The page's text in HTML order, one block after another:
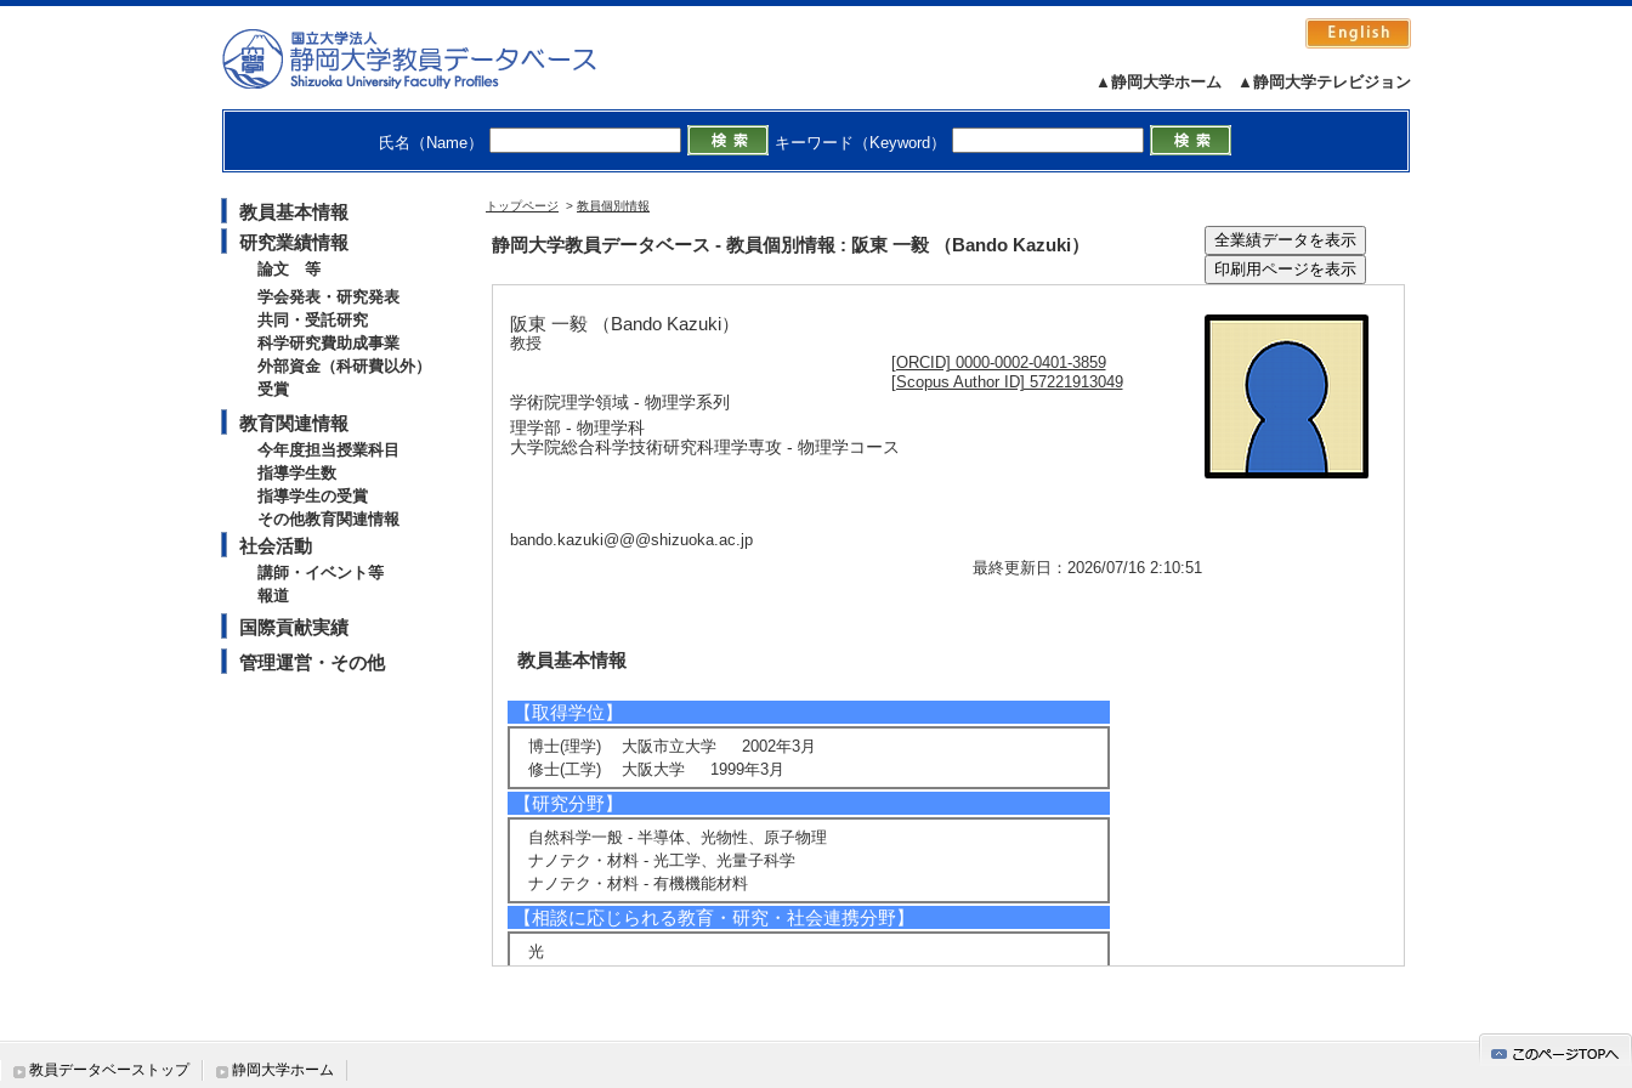
▲静岡大学テレビジョン
▲静岡大学ホーム
氏名（Name） キーワード（Keyword）
教員基本情報
研究業績情報
論文 等
学会発表・研究発表
共同・受託研究
科学研究費助成事業
外部資金（科研費以外）
受賞
教育関連情報
今年度担当授業科目
指導学生数
指導学生の受賞
その他教育関連情報
社会活動
講師・イベント等
報道
国際貢献実績
管理運営・その他
トップページ > 教員個別情報
静岡大学教員データベース - 教員個別情報 : 阪東 一毅 （Bando Kazuki）
阪東 一毅 （Bando Kazuki）
教授
[ORCID] 0000-0002-0401-3859
[Scopus Author ID] 57221913049
学術院理学領域 - 物理学系列
理学部 - 物理学科
大学院総合科学技術研究科理学専攻 - 物理学コース
bando.kazuki@@@shizuoka.ac.jp
最終更新日：2026/07/16 2:10:51
教員基本情報
【取得学位】
博士(理学) 大阪市立大学 2002年3月
修士(工学) 大阪大学 1999年3月
【研究分野】
自然科学一般 - 半導体、光物性、原子物理
ナノテク・材料 - 光工学、光量子科学
ナノテク・材料 - 有機機能材料
【相談に応じられる教育・研究・社会連携分野】
光
教員データベーストップ 静岡大学ホーム